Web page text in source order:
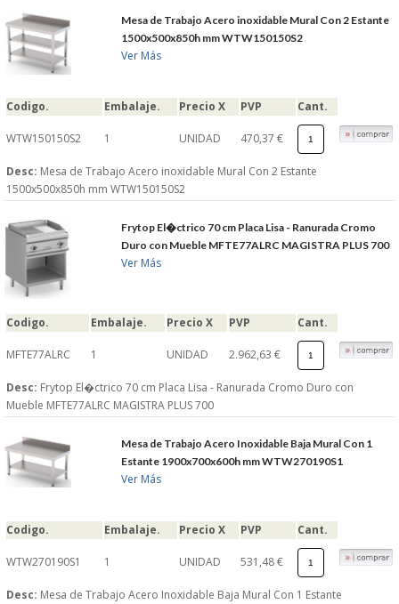
Mesa de Trabajo Acero inoxidable Mural Con 2 Estante
1500x500x850h mm WTW150150S2
Ver Más
Codigo. Embalaje. Precio X PVP Cant.
WTW150150S2 1 UNIDAD 470,37 €
Desc: Mesa de Trabajo Acero inoxidable Mural Con 2 Estante
1500x500x850h mm WTW150150S2
Frytop El�ctrico 70 cm Placa Lisa - Ranurada Cromo
Duro con Mueble MFTE77ALRC MAGISTRA PLUS 700
Ver Más
Codigo. Embalaje. Precio X PVP Cant.
MFTE77ALRC 1 UNIDAD 2.962,63 €
Desc: Frytop El�ctrico 70 cm Placa Lisa - Ranurada Cromo Duro con
Mueble MFTE77ALRC MAGISTRA PLUS 700
Mesa de Trabajo Acero Inoxidable Baja Mural Con 1
Estante 1900x700x600h mm WTW270190S1
Ver Más
Codigo. Embalaje. Precio X PVP Cant.
WTW270190S1 1 UNIDAD 531,48 €
Desc: Mesa de Trabajo Acero Inoxidable Baja Mural Con 1 Estante